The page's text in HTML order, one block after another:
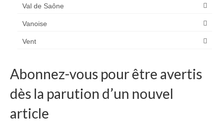
Val de Saône
Vanoise
Vent
Abonnez-vous pour être avertis
dès la parution d’un nouvel
article